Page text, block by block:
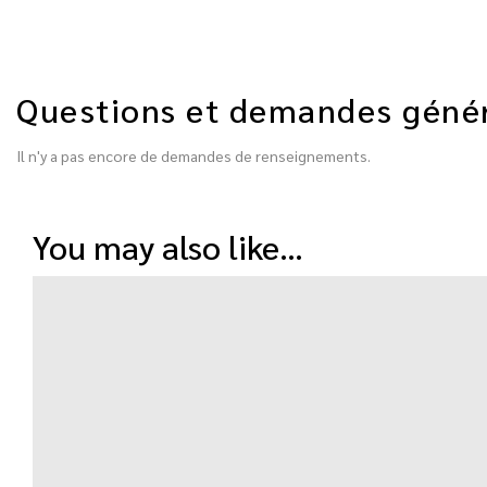
Questions et demandes
Il n'y a pas encore de demandes de renseignements.
you may also like…